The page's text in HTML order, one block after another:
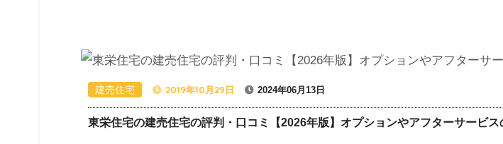
建売住宅 2019年10月29日 2024年06月13日
東栄住宅の建売住宅の評判・口コミ【2026年版】オプションやアフターサービス